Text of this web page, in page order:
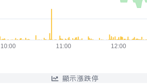
顯示漲跌停